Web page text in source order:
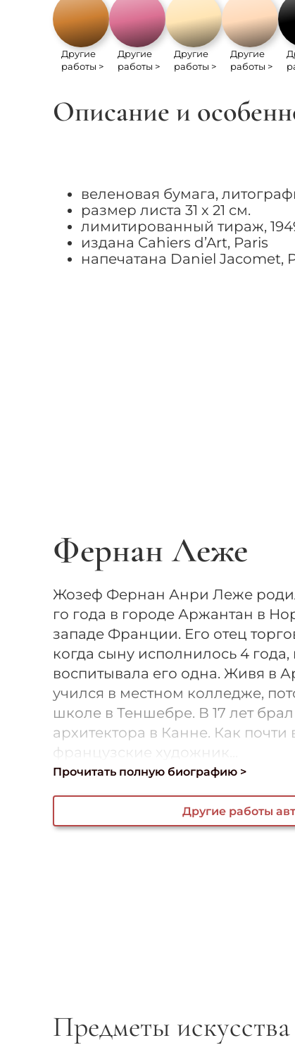
Другие
работы >
Другие
работы >
Другие
работы >
Другие
работы >
Описание и
веленовая бумага,
размер листа 31 х 21 см.
лимитированный тираж,
издана Cahiers d’Art, Paris
напечатана Daniel Jacomet,
Фернан Леже
Жозеф Фернан Анри Леже
го года в городе Аржантан в
западе Франции. Его отец
когда сыну исполнилось 4 года,
воспитывала его одна. Живя в
учился в местном колледже,
школе в Теншебре. В 17 лет
архитектора в Канне. Как
французские художник...
Прочитать полную биографию >
Другие работы
Предметы